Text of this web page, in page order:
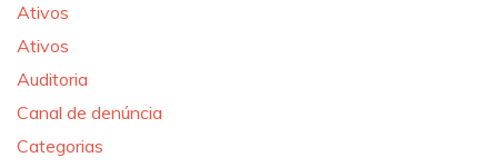
Ativos
Ativos
Auditoria
Canal de denúncia
Categorias